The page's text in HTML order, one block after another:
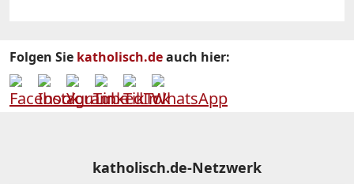
Folgen Sie katholisch.deauch hier:
katholisch.de-Netzwerk